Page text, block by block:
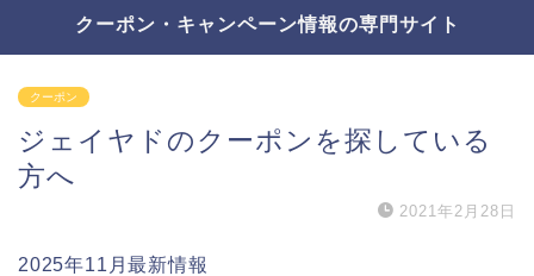
クーポン・キャンペーン情報の専門サイト
クーポン
ジェイヤドのクーポンを探している
方へ
2021年2月28日
2025年11月最新情報